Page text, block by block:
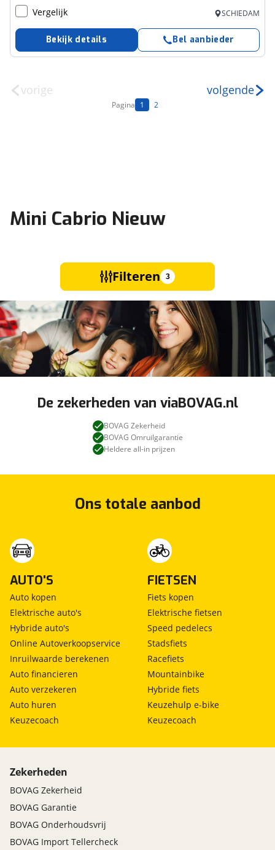
Vergelijk SCHIEDAM
Bekijk details Bel aanbieder
vorige
Pagina 1 2
volgende
Mini Cabrio Nieuw
Filteren 3
De zekerheden van viaBOVAG.nl
BOVAG Zekerheid
BOVAG Omruilgarantie
Heldere all-in prijzen
Ons totale aanbod
AUTO'S
Auto kopen
Elektrische auto's
Hybride auto's
Online Autoverkoopservice
Inruilwaarde berekenen
Auto financieren
Auto verzekeren
Auto huren
Keuzecoach
FIETSEN
Fiets kopen
Elektrische fietsen
Speed pedelecs
Stadsfiets
Racefiets
Mountainbike
Hybride fiets
Keuzehulp e-bike
Keuzecoach
Zekerheden
BOVAG Zekerheid
BOVAG Garantie
BOVAG Onderhoudsvrij
BOVAG Import Tellercheck